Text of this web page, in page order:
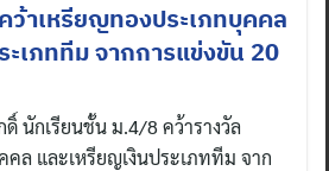
ว้าเหรียญทองประเภทบุคคล
ะเภททีม จากการแข่งขัน 20
นักเรียนชั้น ม.4/8 คว้ารางวัล
ล และเหรียญเงินประเภททีม จาก